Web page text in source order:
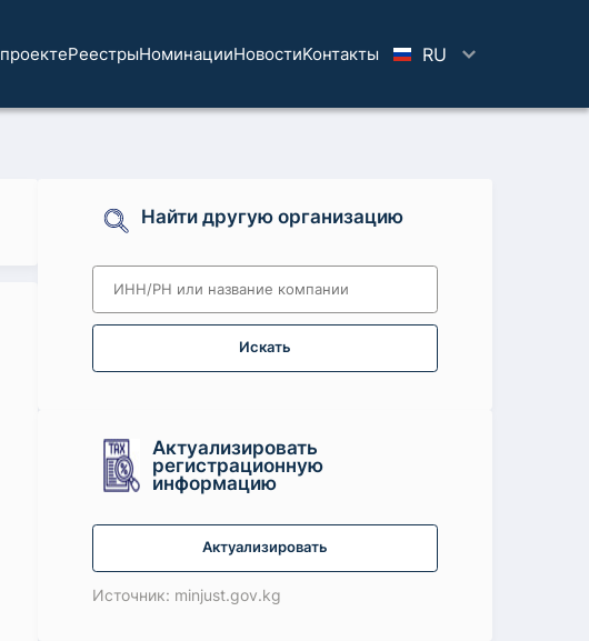
РеестрыНоминацииНовостиKoнтaкты RU
Найти другую организацию
Искать
Актуализировать
регистрационную
информацию
Актуализировать
Источник: minjust.gov.kg